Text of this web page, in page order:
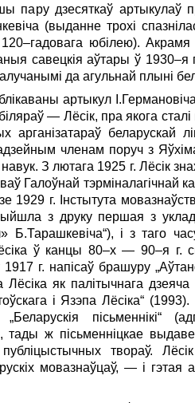
пару дзесяткаў артыкулаў
(выданне трохі
юбілею). Акрамя
савецкія аўтары ў 1930–я
да агульнай плыні
артыкул
— Лёсік, пра якога сталі
беларускай
членам поруч з
З лютага 1925 г. Лёсік
Галоўнай тэрмінала­гічнай
1929 г. Інстытута
з друку першая з
Б.Тарашкевіча“), і з та­го
ў канцы 80–х — 90–я г.
г. напісаў брашуру
як палітычнага дзеяча
і Язэпа Лёсіка“
пісьменнікі“
ж пісьменніцкае
твораў.
мовазнаўцаў, — і гэтая